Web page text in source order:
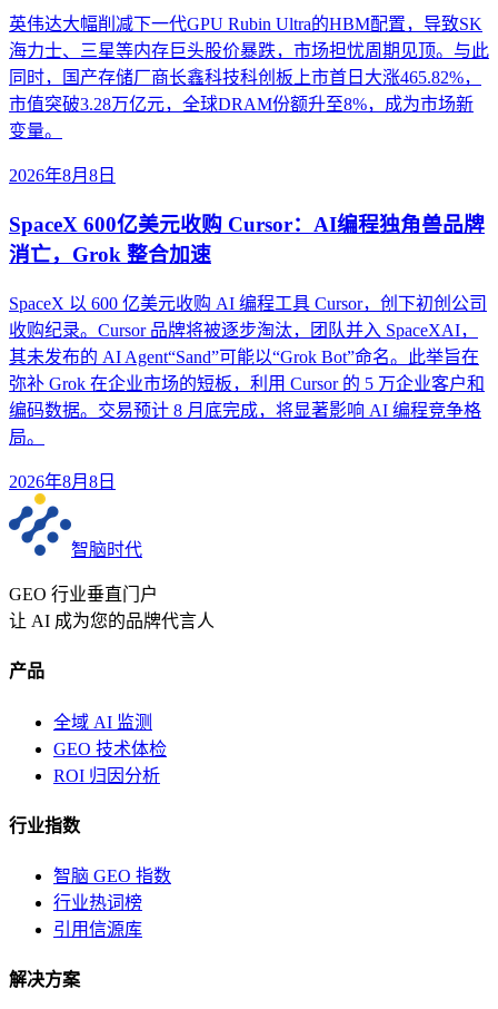
英伟达大幅削减下一代GPU Rubin Ultra的HBM配置，导致SK
海力士、三星等内存巨头股价暴跌，市场担忧周期见顶。与此
同时，国产存储厂商长鑫科技科创板上市首日大涨465.82%，
市值突破3.28万亿元，全球DRAM份额升至8%，成为市场新
变量。
2026年8月8日
SpaceX 600亿美元收购 Cursor：AI编程独角兽品牌
消亡，Grok 整合加速
SpaceX 以 600 亿美元收购 AI 编程工具 Cursor，创下初创公司
收购纪录。Cursor 品牌将被逐步淘汰，团队并入 SpaceXAI，
其未发布的 AI Agent“Sand”可能以“Grok Bot”命名。此举旨在
弥补 Grok 在企业市场的短板，利用 Cursor 的 5 万企业客户和
编码数据。交易预计 8 月底完成，将显著影响 AI 编程竞争格
局。
2026年8月8日
智脑时代
GEO 行业垂直门户
让 AI 成为您的品牌代言人
产品
全域 AI 监测
GEO 技术体检
ROI 归因分析
行业指数
智脑 GEO 指数
行业热词榜
引用信源库
解决方案